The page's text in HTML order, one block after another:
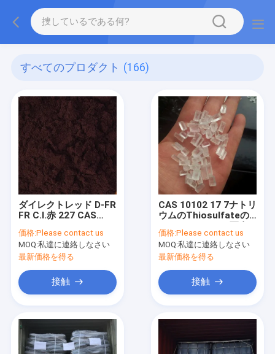
すべてのプロダクト (166)
ダイレクトレッド D-FR
FR C.I.赤 227 CAS
C60H46N16O22S6.6Na
価格:Please contact us
MOQ:私達に連絡しなさい
最新価格を得る
接触
CAS 10102 17 7ナトリ
ウムのThiosulfateの
撮影の等級無し
価格:Please contact us
MOQ:私達に連絡しなさい
最新価格を得る
接触